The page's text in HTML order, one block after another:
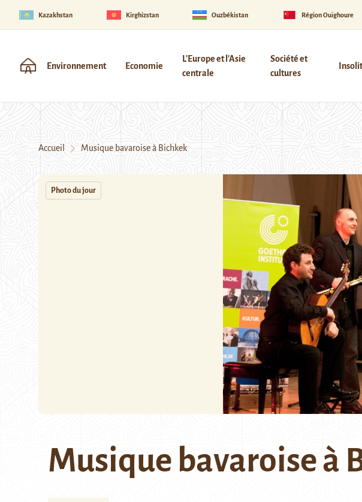
Kazakhstan Kirghizstan Ouzbékistan Région Ouïghoure
Environnement Economie
L'Europe et l'Asie
centrale
Société et
cultures
Accueil Musique bavaroise à Bichkek
Photo du jour
Musique bavaroise à